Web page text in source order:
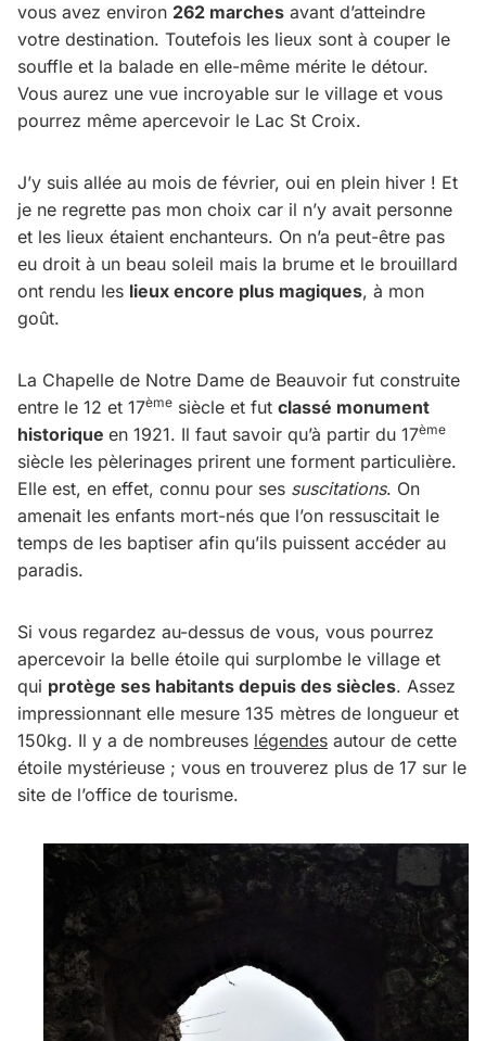
vous avez environ 262 marches avant d’atteindre
votre destination. Toutefois les lieux sont à couper le
souffle et la balade en elle-même mérite le détour.
Vous aurez une vue incroyable sur le village et vous
pourrez même apercevoir le Lac St Croix.
J’y suis allée au mois de février, oui en plein hiver ! Et
je ne regrette pas mon choix car il n’y avait personne
et les lieux étaient enchanteurs. On n’a peut-être pas
eu droit à un beau soleil mais la brume et le brouillard
ont rendu les lieux encore plus magiques, à mon
goût.
La Chapelle de Notre Dame de Beauvoir fut construite
entre le 12 et 17ème siècle et fut classé monument
historique en 1921. Il faut savoir qu’à partir du 17ème
siècle les pèlerinages prirent une forment particulière.
Elle est, en effet, connu pour ses suscitations. On
amenait les enfants mort-nés que l’on ressuscitait le
temps de les baptiser afin qu’ils puissent accéder au
paradis.
Si vous regardez au-dessus de vous, vous pourrez
apercevoir la belle étoile qui surplombe le village et
qui protège ses habitants depuis des siècles. Assez
impressionnant elle mesure 135 mètres de longueur et
150kg. Il y a de nombreuses légendes autour de cette
étoile mystérieuse ; vous en trouverez plus de 17 sur le
site de l’office de tourisme.